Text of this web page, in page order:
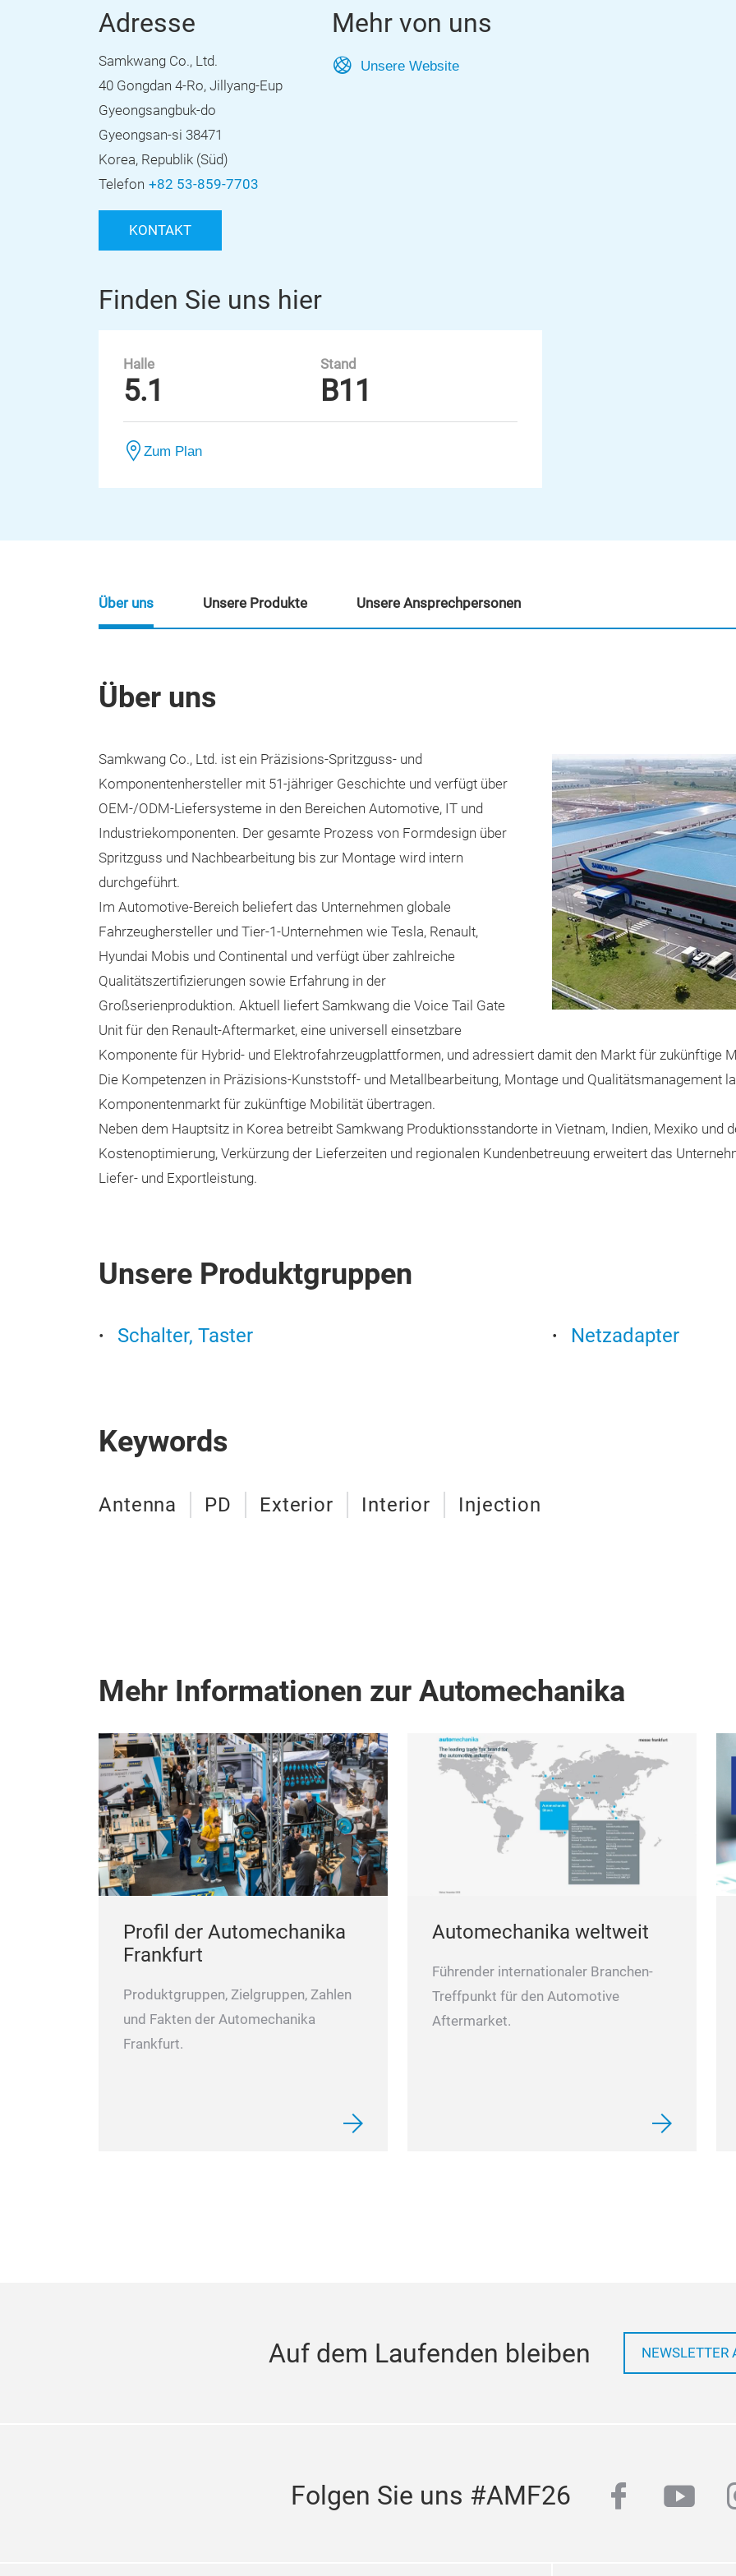
Adresse
Samkwang Co., Ltd.
40 Gongdan 4-Ro, Jillyang-Eup
Gyeongsangbuk-do
Gyeongsan-si 38471
Korea, Republik (Süd)
Telefon +82 53-859-7703
KONTAKT
Mehr von uns
Unsere Website
Finden Sie uns hier
Halle
5.1
Stand
B11
Zum Plan
Über uns
Samkwang Co., Ltd. ist ein Präzisions-Spritzguss- und
Komponentenhersteller mit 51-jähriger Geschichte und verfügt über
OEM-/ODM-Liefersysteme in den Bereichen Automotive, IT und
Industriekomponenten. Der gesamte Prozess von Formdesign über
Spritzguss und Nachbearbeitung bis zur Montage wird intern
durchgeführt.
Im Automotive-Bereich beliefert das Unternehmen globale
Fahrzeughersteller und Tier-1-Unternehmen wie Tesla, Renault,
Hyundai Mobis und Continental und verfügt über zahlreiche
Qualitätszertifizierungen sowie Erfahrung in der
Großserienproduktion. Aktuell liefert Samkwang die Voice Tail Gate
Unit für den Renault-Aftermarket, eine universell einsetzbare
Komponente für Hybrid- und Elektrofahrzeugplattformen, und adressiert damit den Markt für zukünftige
Die Kompetenzen in Präzisions-Kunststoff- und Metallbearbeitung, Montage und Qualitätsmanagement
Komponentenmarkt für zukünftige Mobilität übertragen.
Neben dem Hauptsitz in Korea betreibt Samkwang Produktionsstandorte in Vietnam, Indien, Mexiko und
Kostenoptimierung, Verkürzung der Lieferzeiten und regionalen Kundenbetreuung erweitert das
Liefer- und Exportleistung.
Unsere Produktgruppen
Schalter, Taster Netzadapter
Keywords
Antenna PD Exterior Interior Injection
Über uns Unsere Produkte Unsere Ansprechpersonen
Mehr Informationen zur Automechanika
Profil der Automechanika
Frankfurt
Produktgruppen, Zielgruppen, Zahlen
und Fakten der Automechanika
Frankfurt.
Automechanika weltweit
Führender internationaler Branchen-
Treffpunkt für den Automotive
Aftermarket.
Auf dem Laufenden bleiben NEWSLETTER
Folgen Sie uns #AMF26 facebook